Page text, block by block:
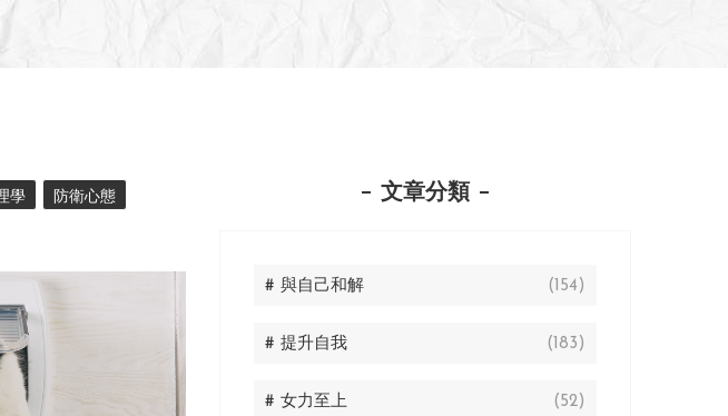
學 防衛心態 文章分類
# 與自己和解 (154)
# 提升自我 (183)
# 女力至上 (52)